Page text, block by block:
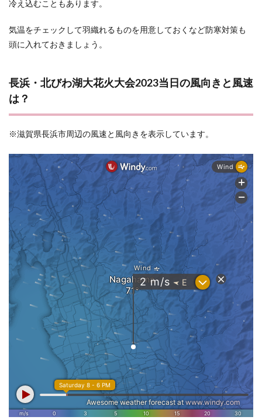
冷え込むこともあります。
気温をチェックして羽織れるものを用意しておくなど防寒対策も
頭に入れておきましょう。
長浜・北びわ湖大花火大会2023当日の風向きと風速
は？
※滋賀県長浜市周辺の風速と風向きを表示しています。